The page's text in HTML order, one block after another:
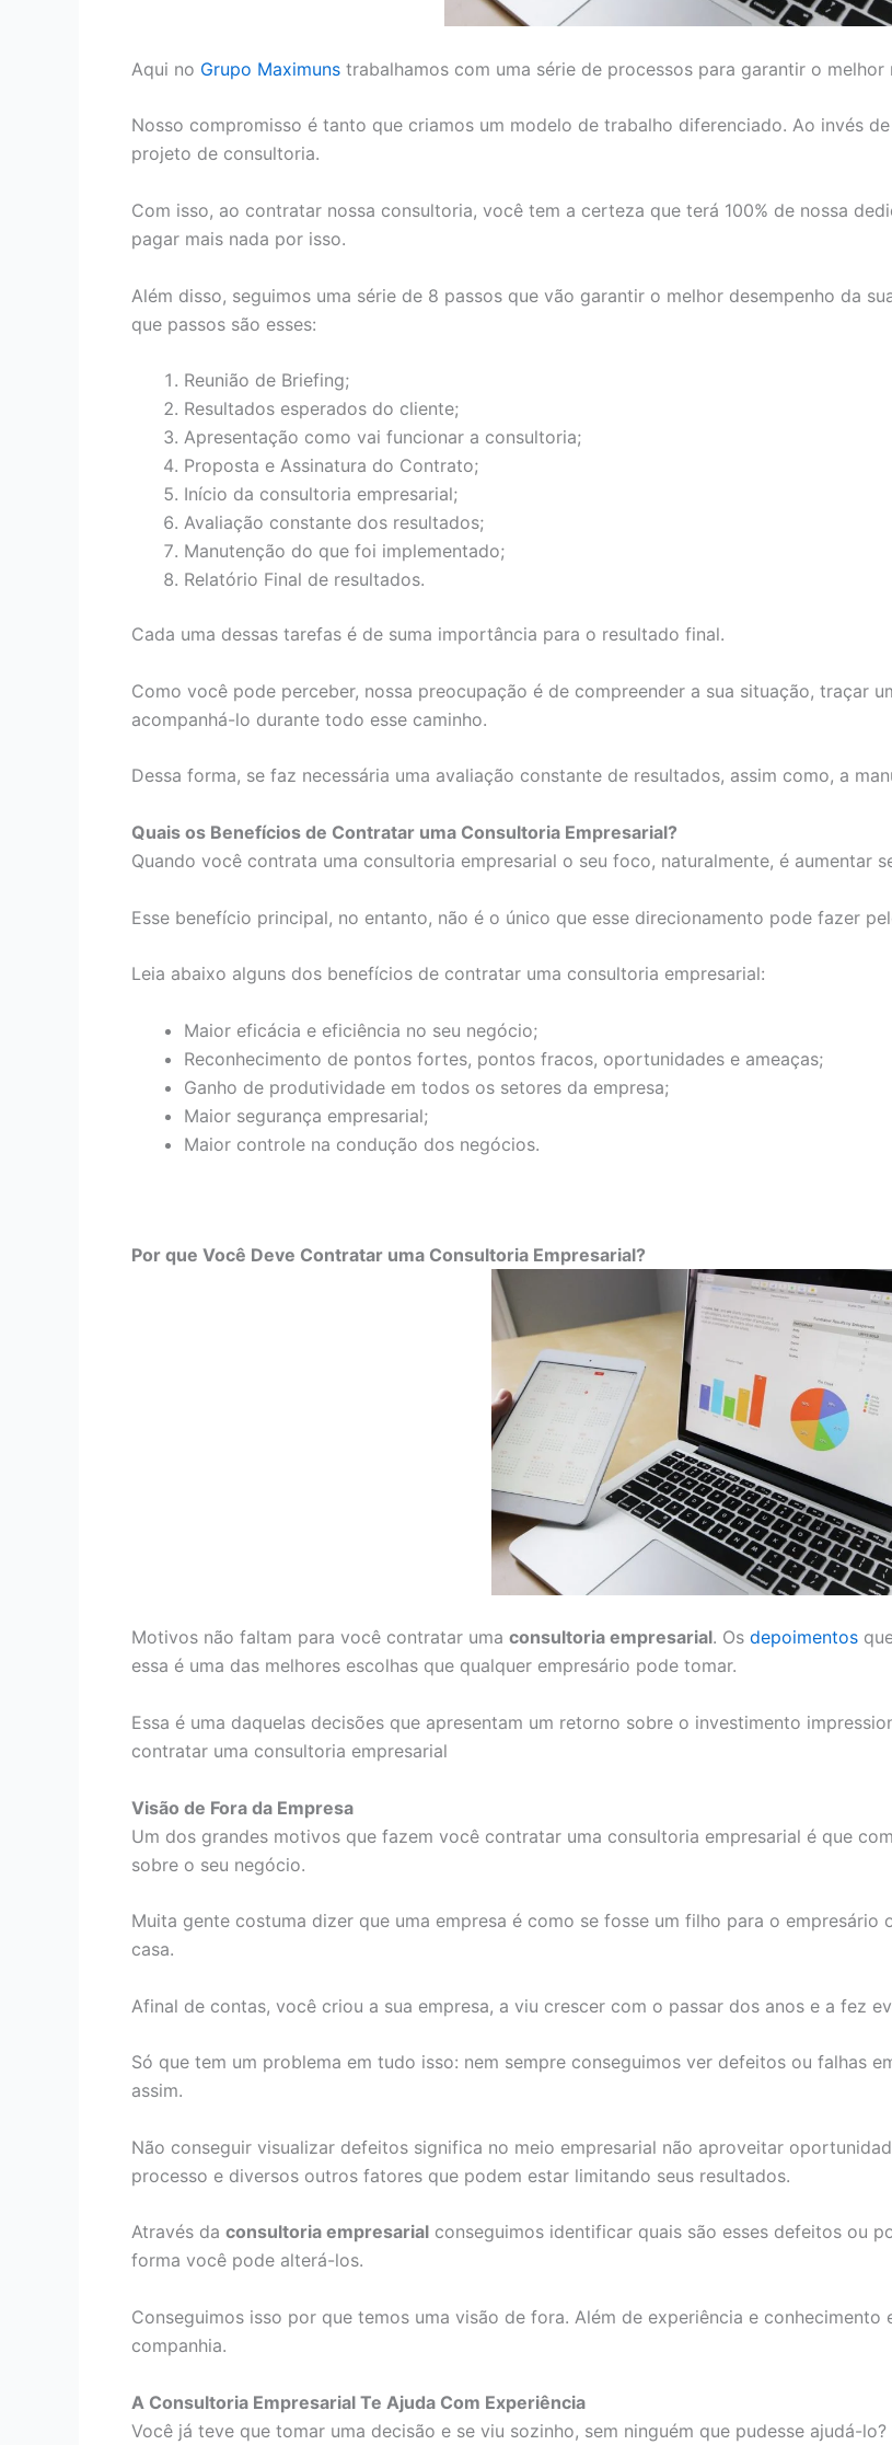
Aqui no Grupo Maximuns trabalhamos com uma série de processos para garantir o
Nosso compromisso é tanto que criamos um modelo de trabalho diferenciado. Ao invés
projeto de consultoria.
Com isso, ao contratar nossa consultoria, você tem a certeza que terá 100% de nossa
pagar mais nada por isso.
Além disso, seguimos uma série de 8 passos que vão garantir o melhor desempenho da
que passos são esses:
Reunião de Briefing;
Resultados esperados do cliente;
Apresentação como vai funcionar a consultoria;
Proposta e Assinatura do Contrato;
Início da consultoria empresarial;
Avaliação constante dos resultados;
Manutenção do que foi implementado;
Relatório Final de resultados.
Cada uma dessas tarefas é de suma importância para o resultado final.
Como você pode perceber, nossa preocupação é de compreender a sua situação, traçar
acompanhá-lo durante todo esse caminho.
Dessa forma, se faz necessária uma avaliação constante de resultados, assim como, a
Quais os Benefícios de Contratar uma Consultoria Empresarial?
Quando você contrata uma consultoria empresarial o seu foco, naturalmente, é aumentar
Esse benefício principal, no entanto, não é o único que esse direcionamento pode fazer
Leia abaixo alguns dos benefícios de contratar uma consultoria empresarial:
Maior eficácia e eficiência no seu negócio;
Reconhecimento de pontos fortes, pontos fracos, oportunidades e ameaças;
Ganho de produtividade em todos os setores da empresa;
Maior segurança empresarial;
Maior controle na condução dos negócios.
Por que Você Deve Contratar uma Consultoria Empresarial?
Motivos não faltam para você contratar uma consultoria empresarial. Os depoimentos
essa é uma das melhores escolhas que qualquer empresário pode tomar.
Essa é uma daquelas decisões que apresentam um retorno sobre o investimento
contratar uma consultoria empresarial
Visão de Fora da Empresa
Um dos grandes motivos que fazem você contratar uma consultoria empresarial é que
sobre o seu negócio.
Muita gente costuma dizer que uma empresa é como se fosse um filho para o
casa.
Afinal de contas, você criou a sua empresa, a viu crescer com o passar dos anos e a fez
Só que tem um problema em tudo isso: nem sempre conseguimos ver defeitos ou falhas
assim.
Não conseguir visualizar defeitos significa no meio empresarial não aproveitar
processo e diversos outros fatores que podem estar limitando seus resultados.
Através da consultoria empresarial conseguimos identificar quais são esses defeitos ou
forma você pode alterá-los.
Conseguimos isso por que temos uma visão de fora. Além de experiência e
companhia.
A Consultoria Empresarial Te Ajuda Com Experiência
Você já teve que tomar uma decisão e se viu sozinho, sem ninguém que pudesse ajudá-lo?